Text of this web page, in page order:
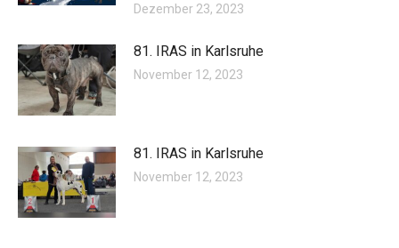
Dezember 23, 2023
81. IRAS in Karlsruhe
November 12, 2023
81. IRAS in Karlsruhe
November 12, 2023